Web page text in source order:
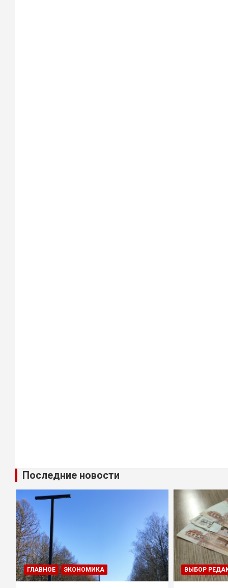
Последние новости
ГЛАВНОЕ ЭКОНОМИКА ВЫБОР